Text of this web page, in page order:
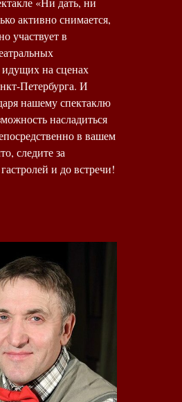
активно снимается,
участвует в
идущих на сценах
Петербурга. И
нашему спектаклю
насладиться
в вашем
следите за
и до встречи!